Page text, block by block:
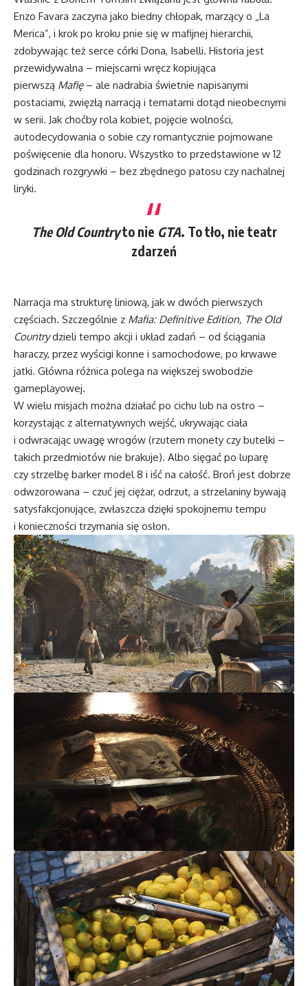
Enzo Favara zaczyna jako biedny chłopak, marzący o „La
Merica”, i krok po kroku pnie się w mafijnej hierarchii,
zdobywając też serce córki Dona, Isabelli. Historia jest
przewidywalna – miejscami wręcz kopiująca
pierwszą Mafię– ale nadrabia świetnie napisanymi
postaciami, zwięzłą narracją i tematami dotąd nieobecnymi
w serii. Jak choćby rola kobiet, pojęcie wolności,
autodecydowania o sobie czy romantycznie pojmowane
poświęcenie dla honoru. Wszystko to przedstawione w 12
godzinach rozgrywki – bez zbędnego patosu czy nachalnej
liryki.
The Old Countryto nie GTA. To tło, nie teatr
zdarzeń
Narracja ma strukturę liniową, jak w dwóch pierwszych
częściach. Szczególnie z Mafia: Definitive Edition, The Old
Countrydzieli tempo akcji i układ zadań – od ściągania
haraczy, przez wyścigi konne i samochodowe, po krwawe
jatki. Główna różnica polega na większej swobodzie
gameplayowej.
W wielu misjach można działać po cichu lub na ostro –
korzystając z alternatywnych wejść, ukrywając ciała
i odwracając uwagę wrogów (rzutem monety czy butelki –
takich przedmiotów nie brakuje). Albo sięgać po luparę
czy strzelbę barker model 8 i iść na całość. Broń jest dobrze
odwzorowana – czuć jej ciężar, odrzut, a strzelaniny bywają
satysfakcjonujące, zwłaszcza dzięki spokojnemu tempu
i konieczności trzymania się osłon.